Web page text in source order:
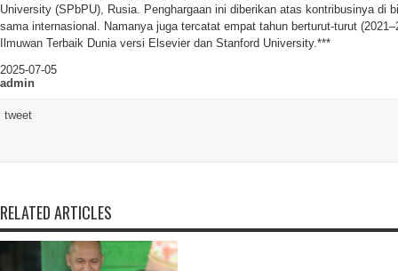
University (SPbPU), Rusia. Penghargaan ini diberikan atas kontribusinya di
sama internasional. Namanya juga tercatat empat tahun berturut-turut
Ilmuwan Terbaik Dunia versi Elsevier dan Stanford University.***
2025-07-05
admin
tweet
RELATED ARTICLES